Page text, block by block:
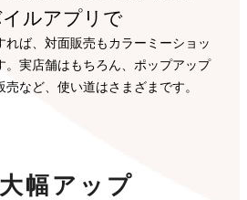
ルアプリで
れば、対面販売もカラーミーショッ
。実店舗はもちろん、ポップアップ
など、使い道はさまざまです。
幅アップ